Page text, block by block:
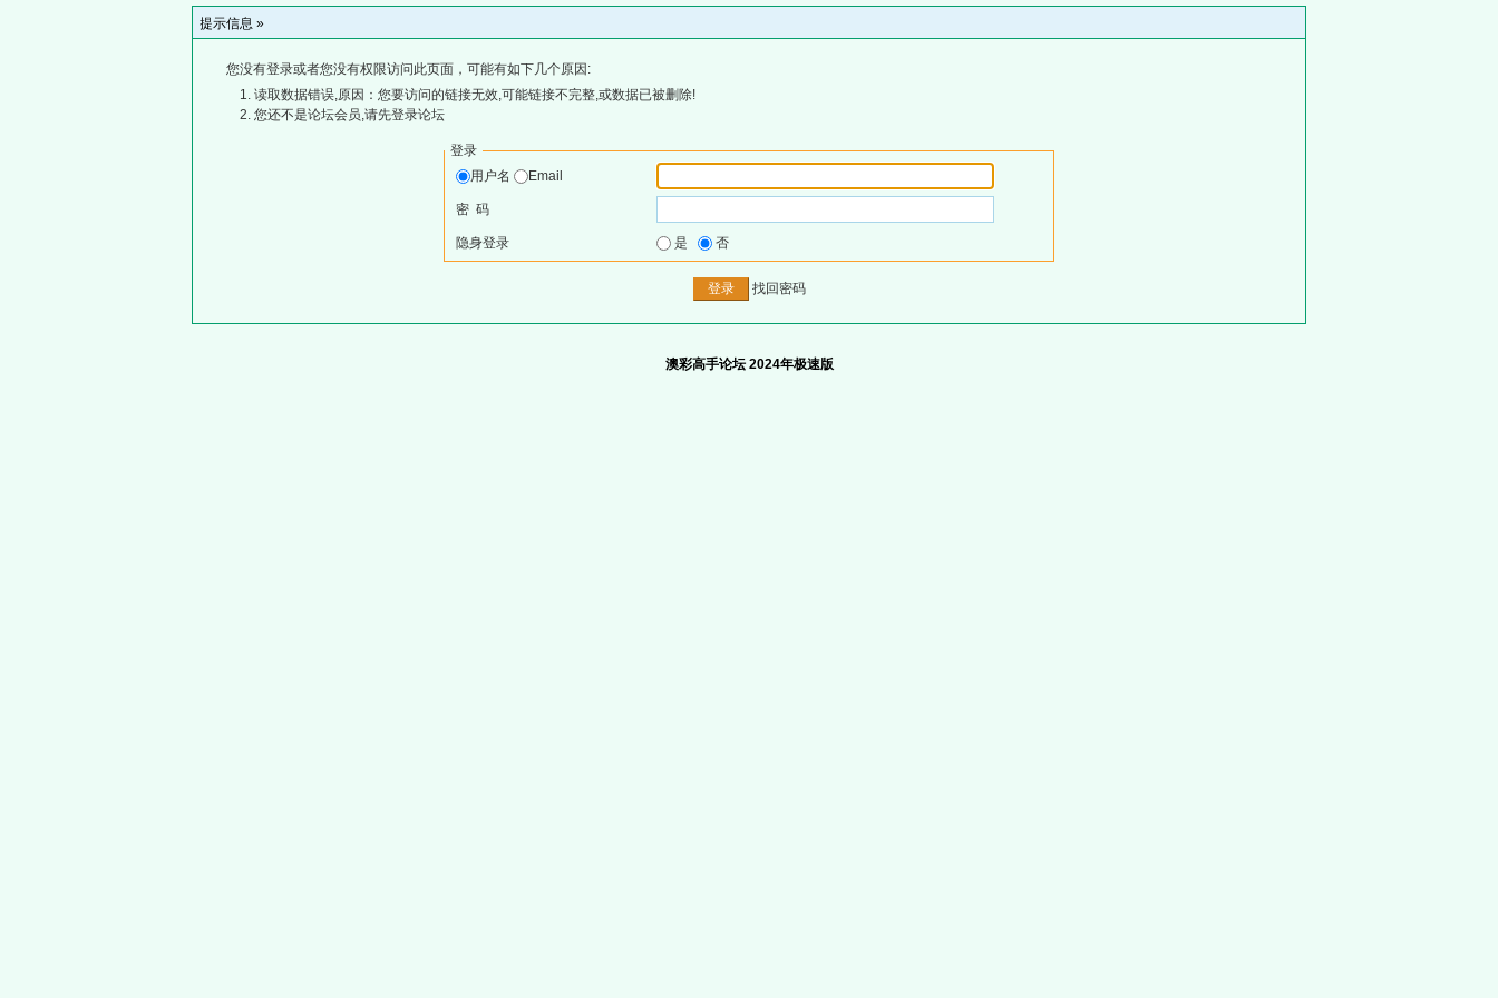
提示信息 »
您没有登录或者您没有权限访问此页面，可能有如下几个原因:
读取数据错误,原因：您要访问的链接无效,可能链接不完整,或数据已被删除!
您还不是论坛会员,请先登录论坛
登录
用户名
Email
密 码
隐身登录 是 否
找回密码
澳彩高手论坛 2024年极速版